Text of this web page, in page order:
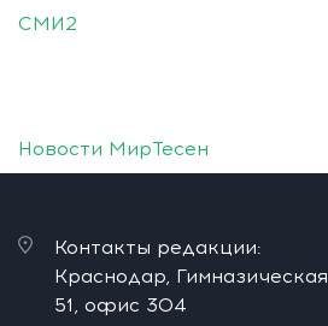
СМИ2
Новости МирТесен
Контакты редакции:
Краснодар, Гимназическая
51, офис 304